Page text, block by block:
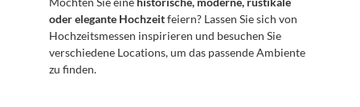
oder elegante Hochzeit feiern? Lassen Sie sich von
Hochzeitsmessen inspirieren und besuchen Sie
verschiedene Locations, um das passende Ambiente
zu finden.